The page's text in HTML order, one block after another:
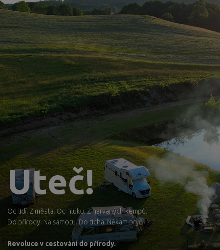
Uteč!
Od lidí. Z města. Od hluku. Z narvaných kempů.
Do přírody. Na samotu. Do ticha. Někam pryč.
Revoluce v cestování do přírody.